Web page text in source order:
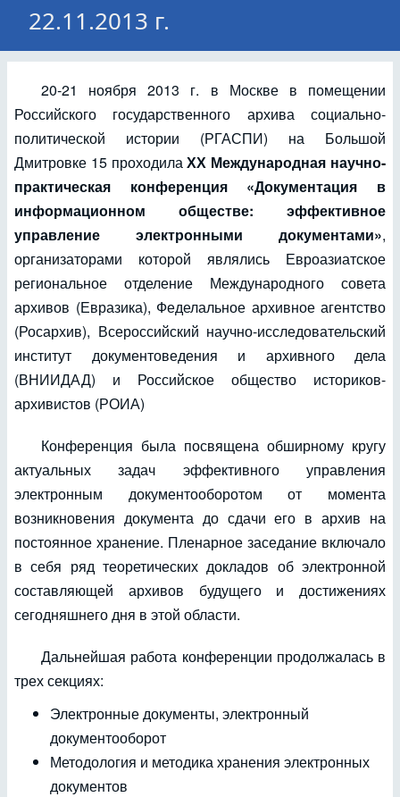
22.11.2013 г.
20-21 ноября 2013 г. в Москве в помещении
Российского государственного архива социально-
политической истории (РГАСПИ) на Большой
Дмитровке 15 проходилаХХ Международная научно-
практическая конференция «Документация в
информационном обществе: эффективное
управление электронными документами»,
организаторами которой являлись Евроазиатское
региональное отделение Международного совета
архивов (Евразика), Феделальное архивное агентство
(Росархив), Всероссийский научно-исследовательский
институт документоведения и архивного дела
(ВНИИДАД) и Российское общество историков-
архивистов (РОИА)
Конференция была посвящена обширному кругу
актуальных задач эффективного управления
электронным документооборотом от момента
возникновения документа до сдачи его в архив на
постоянное хранение. Пленарное заседание включало
в себя ряд теоретических докладов об электронной
составляющей архивов будущего и достижениях
сегодняшнего дня в этой области.
Дальнейшая работа конференции продолжалась в
трех секциях:
Электронные документы, электронный
документооборот
Методология и методика хранения электронных
документов